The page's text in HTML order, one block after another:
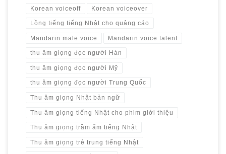
Korean voiceoff Korean voiceover
Lồng tiếng tiếng Nhật cho quảng cáo
Mandarin male voice Mandarin voice talent
thu âm giọng đọc người Hàn
thu âm giọng đọc người Mỹ
thu âm giọng đọc người Trung Quốc
Thu âm giọng Nhật bản ngữ
Thu âm giọng tiếng Nhật cho phim giới thiệu
Thu âm giọng trầm ấm tiếng Nhật
Thu âm giọng trẻ trung tiếng Nhật